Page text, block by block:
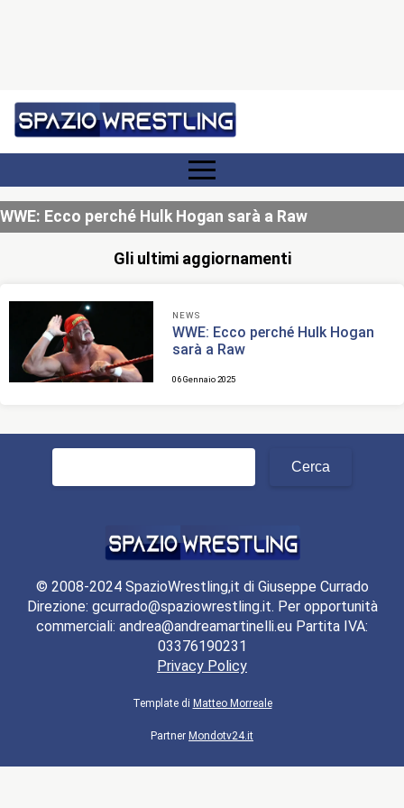
WWE: Ecco perché Hulk Hogan sarà a Raw
Gli ultimi aggiornamenti
NEWS
WWE: Ecco perché Hulk Hogan
sarà a Raw
06 Gennaio 2025
Ricerca
© 2008-2024 SpazioWrestling,it di Giuseppe Currado
Direzione: gcurrado@spaziowrestling.it. Per opportunità
commerciali: andrea@andreamartinelli.eu Partita IVA:
03376190231
Privacy Policy
Template di Matteo Morreale
Partner Mondotv24.it